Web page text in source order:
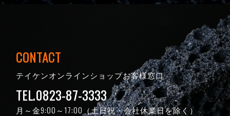
CONTACT
テイケンオンラインショップお客様窓口
TEL.0823-87-3333
月～金9:00～17:00（土日祝・会社休業日を除く）